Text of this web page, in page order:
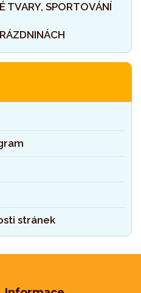
TVARY, SPORTOVÁNÍ
stránek